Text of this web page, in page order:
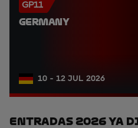
GP11
GERMANY
10 - 12 JUL 2026
Entradas 2026 Ya